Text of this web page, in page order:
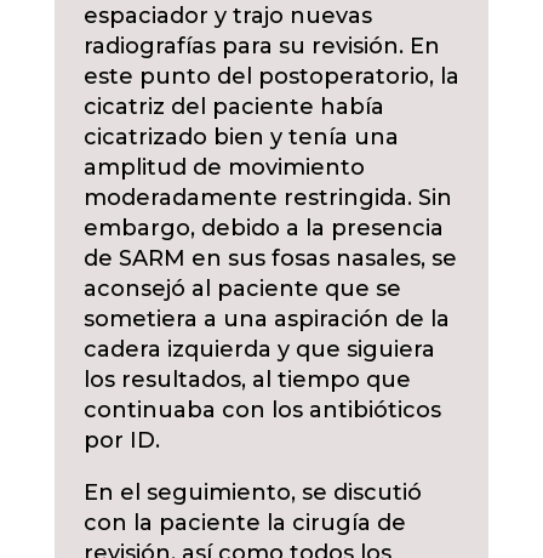
espaciador y trajo nuevas
radiografías para su revisión. En
este punto del postoperatorio, la
cicatriz del paciente había
cicatrizado bien y tenía una
amplitud de movimiento
moderadamente restringida. Sin
embargo, debido a la presencia
de SARM en sus fosas nasales, se
aconsejó al paciente que se
sometiera a una aspiración de la
cadera izquierda y que siguiera
los resultados, al tiempo que
continuaba con los antibióticos
por ID.
En el seguimiento, se discutió
con la paciente la cirugía de